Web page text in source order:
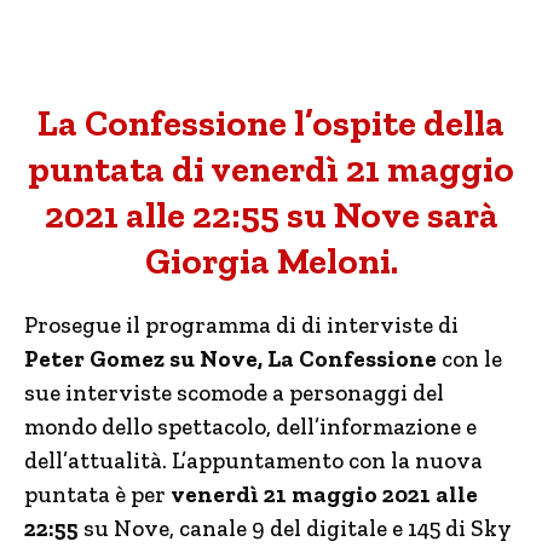
La Confessione l’ospite della
puntata di venerdì 21 maggio
2021 alle 22:55 su Nove sarà
Giorgia Meloni.
Prosegue il programma di di interviste di
Peter Gomez su Nove, La Confessione con le
sue interviste scomode a personaggi del
mondo dello spettacolo, dell’informazione e
dell’attualità. L’appuntamento con la nuova
puntata è per venerdì 21 maggio 2021 alle
22:55 su Nove, canale 9 del digitale e 145 di Sky